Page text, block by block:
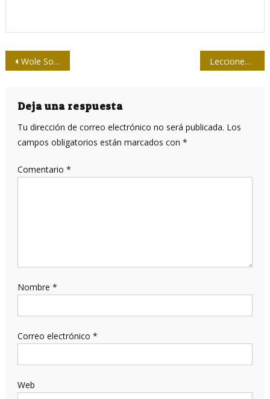
Navegación
entradas
Wole Soyinka, un privilegio inapreciable Lecciones de Cintio
Deja una respuesta
Tu dirección de correo electrónico no será publicada. Los
campos obligatorios están marcados con *
Comentario *
Nombre *
Correo electrónico *
Web